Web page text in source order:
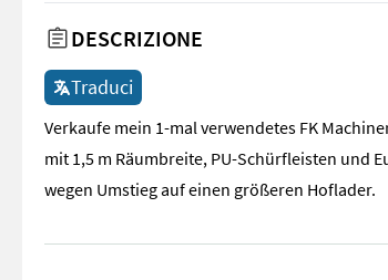
DESCRIZIONE
Traduci
Verkaufe mein 1-mal verwendetes FK
mit 1,5 m Räumbreite, PU-Schürfleisten und
wegen Umstieg auf einen größeren Hoflader.